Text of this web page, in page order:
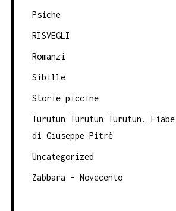
Psiche
RISVEGLI
Romanzi
Sibille
Storie piccine
Turutun Turutun Turutun.
di Giuseppe Pitrè
Uncategorized
Zabbara - Novecento